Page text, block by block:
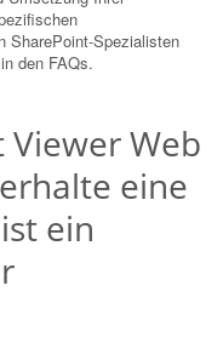
SharePoint-Spezialisten
den FAQs.
Viewer Web
eine
ein